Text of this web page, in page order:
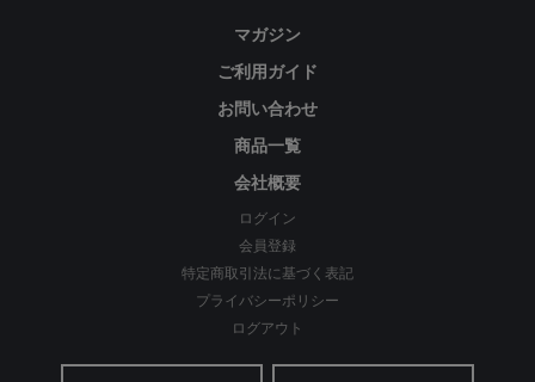
マガジン
ご利用ガイド
お問い合わせ
商品一覧
会社概要
ログイン
会員登録
特定商取引法に基づく表記
プライバシーポリシー
ログアウト